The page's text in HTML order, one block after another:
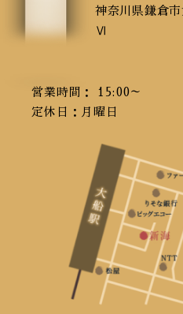
神奈川県鎌倉
Ⅵ
営業時間： 15:00～
定休日：月曜日